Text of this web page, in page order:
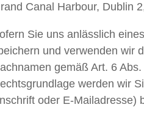
Canal Harbour, Dublin
Sie uns anlässlich
und verwenden wir
gemäß Art. 6
werden wir
oder E-Mailadresse)